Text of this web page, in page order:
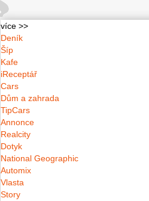
více >>
Deník
Šíp
Kafe
iReceptář
Cars
Dům a zahrada
TipCars
Annonce
Realcity
Dotyk
National Geographic
Automix
Vlasta
Story